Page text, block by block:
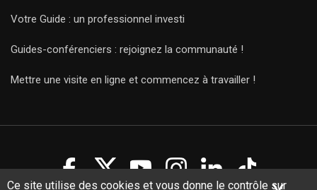
Ce site utilise des cookies et vous donne le contrôle sur
Votre Guide : un professionnel investi
Guides-conférenciers : rejoignez la communauté !
Mettre une visite en ligne et commencez à travailler !